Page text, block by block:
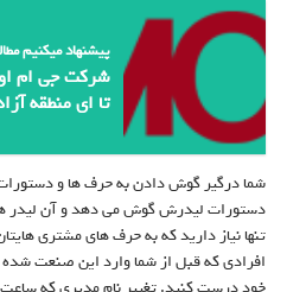
پیشنهاد میکنیم
شرکت جی ام
تا ای منطقه
شما درگیر گوش دادن به حرف ها و
دستورات لیدرش گوش می دهد و آن لیدر
تنها نیاز دارید که به حرف های مشتری
افرادی که قبل از شما وارد این صنعت شده